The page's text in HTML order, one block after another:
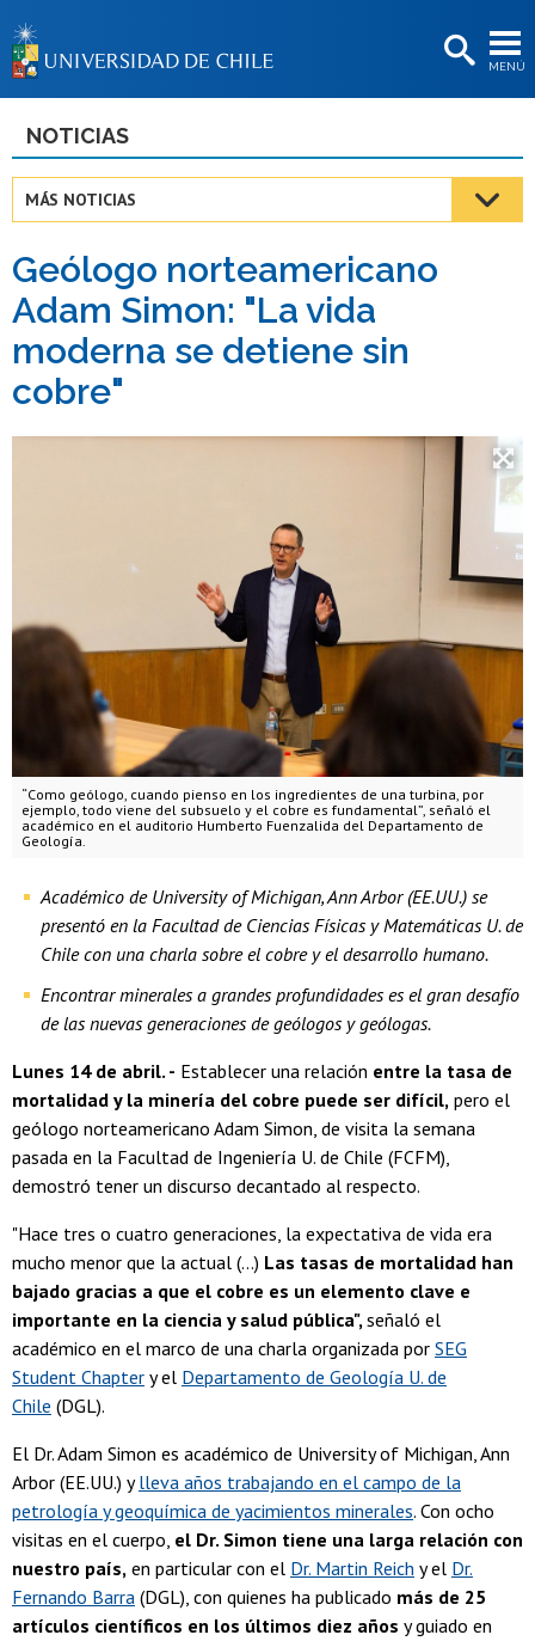
MENÚ
BIBLIOTECAS
Estudiantes
Académicas/os
Funcionarias/os
Egresadas/os
NOTICIAS
MÁS NOTICIAS
Geólogo norteamericano
Adam Simon: "La vida
moderna se detiene sin
cobre"
“Como geólogo, cuando pienso en los ingredientes de una turbina, por
ejemplo, todo viene del subsuelo y el cobre es fundamental”, señaló el
académico en el auditorio Humberto Fuenzalida del Departamento de
Geología.
Académico de University of Michigan, Ann Arbor (EE.UU.) se
presentó en la Facultad de Ciencias Físicas y Matemáticas U. de
Chile con una charla sobre el cobre y el desarrollo humano.
Encontrar minerales a grandes profundidades es el gran desafío
de las nuevas generaciones de geólogos y geólogas.
Lunes 14 de abril. - Establecer una relación entre la tasa de
mortalidad y la minería del cobre puede ser difícil, pero el
geólogo norteamericano Adam Simon, de visita la semana
pasada en la Facultad de Ingeniería U. de Chile (FCFM),
demostró tener un discurso decantado al respecto.
"Hace tres o cuatro generaciones, la expectativa de vida era
mucho menor que la actual (...) Las tasas de mortalidad han
bajado gracias a que el cobre es un elemento clave e
importante en la ciencia y salud pública",señaló el
académico en el marco de una charla organizada por SEG
Student Chapter y el Departamento de Geología U. de
Chile (DGL).
El Dr. Adam Simon es académico de University of Michigan, Ann
Arbor (EE.UU.) ylleva años trabajando en el campo de la
petrología y geoquímica de yacimientos minerales. Con ocho
visitas en el cuerpo, el Dr. Simon tiene una larga relación con
nuestro país, en particular con el Dr. Martin Reich y el Dr.
Fernando Barra (DGL), con quienes ha publicado más de 25
artículos científicos en los últimos diez años y guiado en